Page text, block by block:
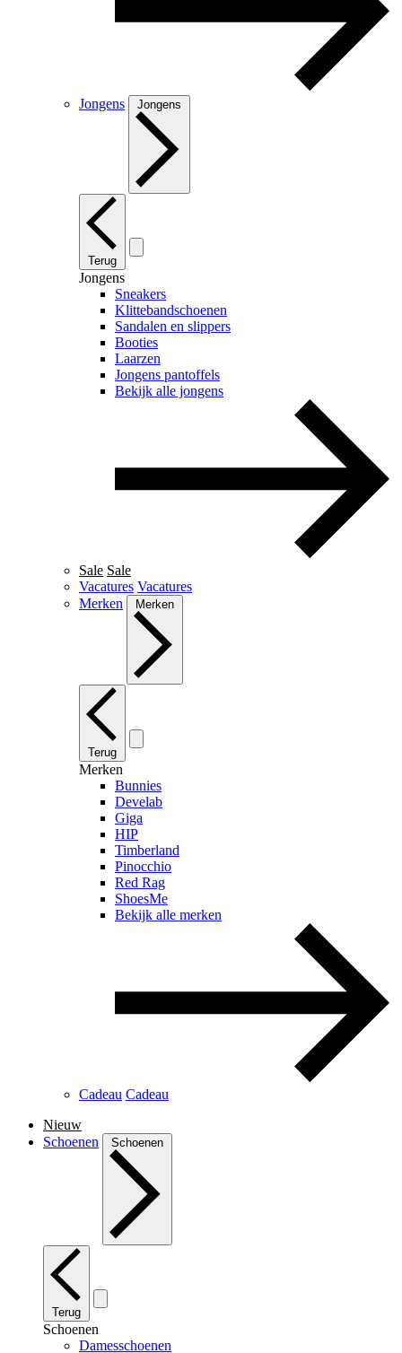
Jongens Jongens
Terug
Jongens
Sneakers
Klittebandschoenen
Sandalen en slippers
Booties
Laarzen
Jongens pantoffels
Bekijk alle jongens
Sale Sale
Vacatures Vacatures
Merken
Merken
Terug
Merken
Bunnies
Develab
Giga
HIP
Timberland
Pinocchio
Red Rag
ShoesMe
Bekijk alle merken
Cadeau Cadeau
Nieuw
Schoenen
Schoenen
Terug
Schoenen
Damesschoenen